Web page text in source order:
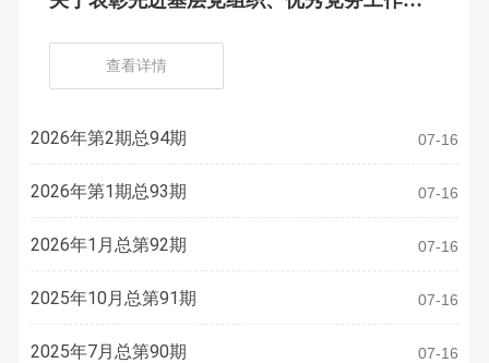
查看详情
2026年第2期总94期 07-16
2026年第1期总93期 07-16
2026年1月总第92期 07-16
2025年10月总第91期 07-16
2025年7月总第90期 07-16